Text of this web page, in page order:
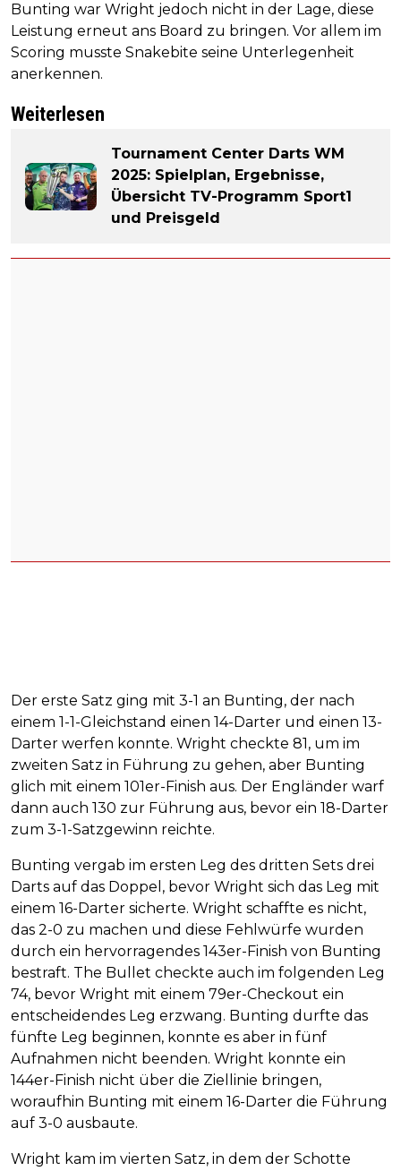
Bunting war Wright jedoch nicht in der Lage, diese
Leistung erneut ans Board zu bringen. Vor allem im
Scoring musste Snakebite seine Unterlegenheit
anerkennen.
Weiterlesen
Tournament Center Darts WM
2025: Spielplan, Ergebnisse,
Übersicht TV-Programm Sport1
und Preisgeld
Der erste Satz ging mit 3-1 an Bunting, der nach
einem 1-1-Gleichstand einen 14-Darter und einen 13-
Darter werfen konnte. Wright checkte 81, um im
zweiten Satz in Führung zu gehen, aber Bunting
glich mit einem 101er-Finish aus. Der Engländer warf
dann auch 130 zur Führung aus, bevor ein 18-Darter
zum 3-1-Satzgewinn reichte.
Bunting vergab im ersten Leg des dritten Sets drei
Darts auf das Doppel, bevor Wright sich das Leg mit
einem 16-Darter sicherte. Wright schaffte es nicht,
das 2-0 zu machen und diese Fehlwürfe wurden
durch ein hervorragendes 143er-Finish von Bunting
bestraft. The Bullet checkte auch im folgenden Leg
74, bevor Wright mit einem 79er-Checkout ein
entscheidendes Leg erzwang. Bunting durfte das
fünfte Leg beginnen, konnte es aber in fünf
Aufnahmen nicht beenden. Wright konnte ein
144er-Finish nicht über die Ziellinie bringen,
woraufhin Bunting mit einem 16-Darter die Führung
auf 3-0 ausbaute.
Wright kam im vierten Satz, in dem der Schotte